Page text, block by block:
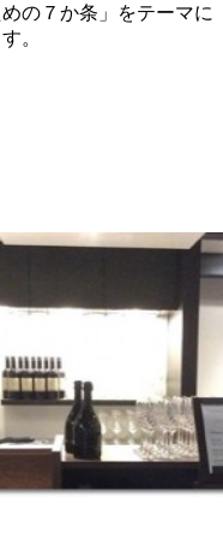
の７か条」をテーマに
。